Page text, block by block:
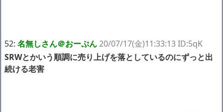
52: 名無しさん＠おーぷん20/07/17(金)11:33:13 ID:5qK
SRWとかいう順調に売り上げを落としているのにずっと出
続ける老害